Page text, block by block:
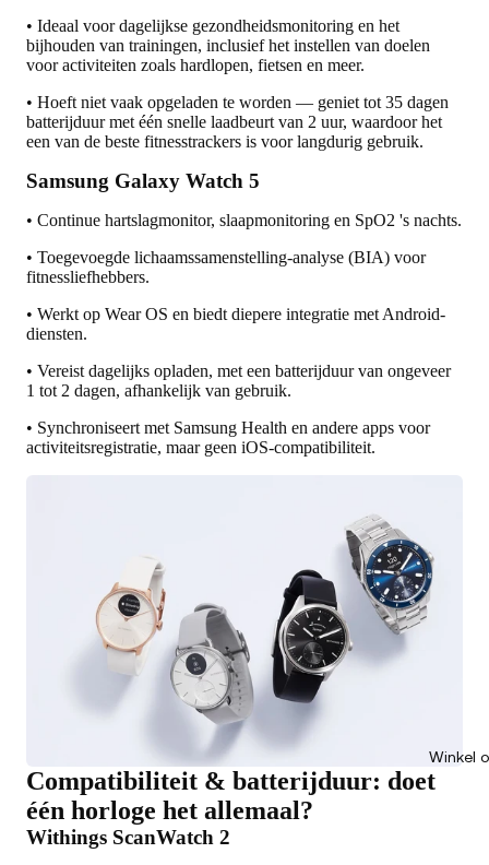
Winkel
• Ideaal voor dagelijkse gezondheidsmonitoring en het
bijhouden van trainingen, inclusief het instellen van doelen
voor activiteiten zoals hardlopen, fietsen en meer.
• Hoeft niet vaak opgeladen te worden — geniet tot 35 dagen
batterijduur met één snelle laadbeurt van 2 uur, waardoor het
een van de beste fitnesstrackers is voor langdurig gebruik.
Samsung Galaxy Watch 5
• Continue hartslagmonitor, slaapmonitoring en SpO2 's nachts.
• Toegevoegde lichaamssamenstelling-analyse (BIA) voor
fitnessliefhebbers.
• Werkt op Wear OS en biedt diepere integratie met Android-
diensten.
• Vereist dagelijks opladen, met een batterijduur van ongeveer
1 tot 2 dagen, afhankelijk van gebruik.
• Synchroniseert met Samsung Health en andere apps voor
activiteitsregistratie, maar geen iOS-compatibiliteit.
Compatibiliteit & batterijduur: doet
één horloge het allemaal?
Withings ScanWatch 2